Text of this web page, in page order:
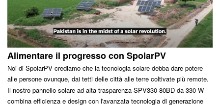
Alimentare il progresso con SpolarPV
Noi di SpolarPV crediamo che la tecnologia solare debba dare potere
alle persone ovunque, dai tetti delle città alle terre coltivate più remote.
Il nostro pannello solare ad alta trasparenza SPV330-80BD da 330 W
combina efficienza e design con l'avanzata tecnologia di generazione